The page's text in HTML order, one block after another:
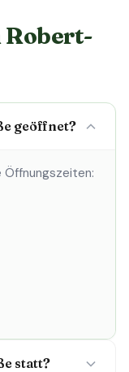
Robert-
geöffnet?
statt?